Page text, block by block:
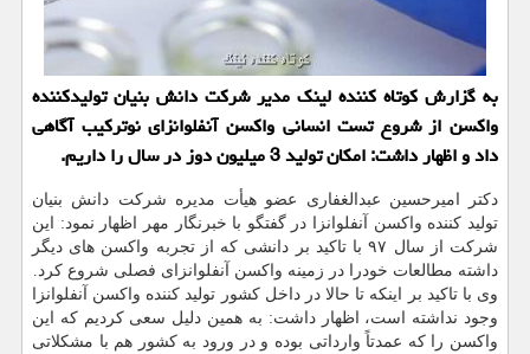
به گزارش کوتاه کننده لینک مدیر شرکت دانش بنیان تولیدکننده
واکسن از شروع تست انسانی واکسن آنفلوانزای نوترکیب آگاهی
داد و اظهار داشت: امکان تولید 3 میلیون دوز در سال را داریم.
دکتر امیرحسین عبدالغفاری عضو هیأت مدیره شرکت دانش بنیان
تولید کننده واکسن آنفلوانزا در گفتگو با خبرنگار مهر اظهار نمود: این
شرکت از سال ۹۷ با تاکید بر دانشی که از تجربه واکسن های دیگر
داشته مطالعات خودرا در زمینه واکسن آنفلوانزای فصلی شروع کرد.
وی با تاکید بر اینکه تا حالا در داخل کشور تولید کننده واکسن آنفلوانزا
وجود نداشته است، اظهار داشت: به همین دلیل سعی کردیم که این
واکسن را که عمدتاً وارداتی بوده و در ورود به کشور هم با مشکلاتی